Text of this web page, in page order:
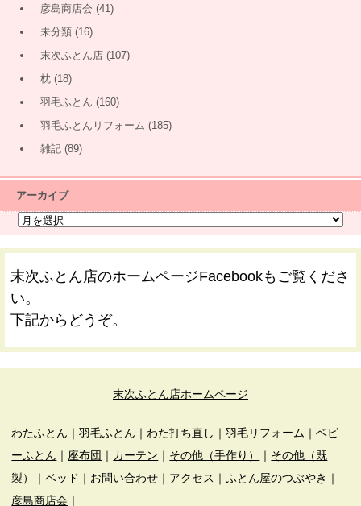
彦島商店会 (41)
未分類 (16)
末次ふとん店 (107)
枕 (18)
羽毛ふとん (160)
羽毛ふとんリフォーム (185)
雑記 (89)
アーカイブ
末次ふとん店のホームページFacebookもご覧くださ
い。
下記からどうぞ。
末次ふとん店ホームページ
わたふとん ｜羽毛ふとん ｜ わた打ち直し ｜羽毛リフォーム ｜ベビ
ーふとん ｜ 座布団 ｜ カーテン ｜ その他（手作り） ｜ その他（既
製）
｜ベッド ｜ お問い合わせ ｜ アクセス ｜ふとん屋のつぶやき ｜
彦島商店会 ｜